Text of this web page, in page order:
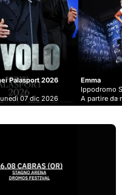
Emma
Ippodromo Snai - San Siro
A partire da mercoledì 09 set 2026